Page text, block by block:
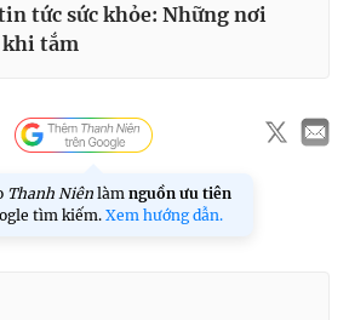
tức sức khỏe: Những nơi
khi tắm
Thanh Niên làm nguồn ưu tiên
tìm kiếm. Xem hướng dẫn.